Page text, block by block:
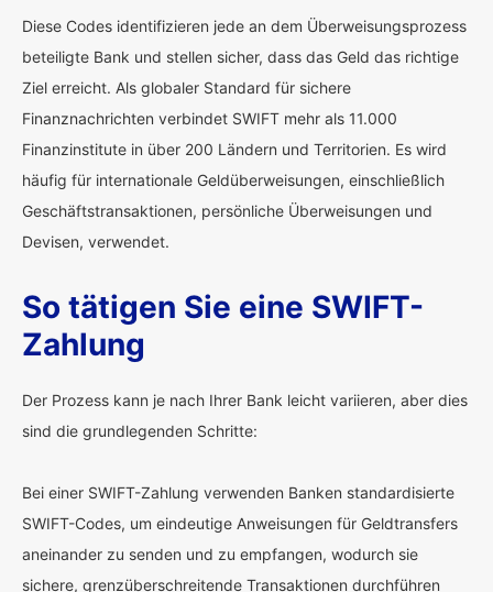
Diese Codes identifizieren jede an dem Überweisungsprozess
beteiligte Bank und stellen sicher, dass das Geld das richtige
Ziel erreicht. Als globaler Standard für sichere
Finanznachrichten verbindet SWIFT mehr als 11.000
Finanzinstitute in über 200 Ländern und Territorien. Es wird
häufig für internationale Geldüberweisungen, einschließlich
Geschäftstransaktionen, persönliche Überweisungen und
Devisen, verwendet.
So tätigen Sie eine SWIFT-
Zahlung
Der Prozess kann je nach Ihrer Bank leicht variieren, aber dies
sind die grundlegenden Schritte:
Bei einer SWIFT-Zahlung verwenden Banken standardisierte
SWIFT-Codes, um eindeutige Anweisungen für Geldtransfers
aneinander zu senden und zu empfangen, wodurch sie
sichere, grenzüberschreitende Transaktionen durchführen